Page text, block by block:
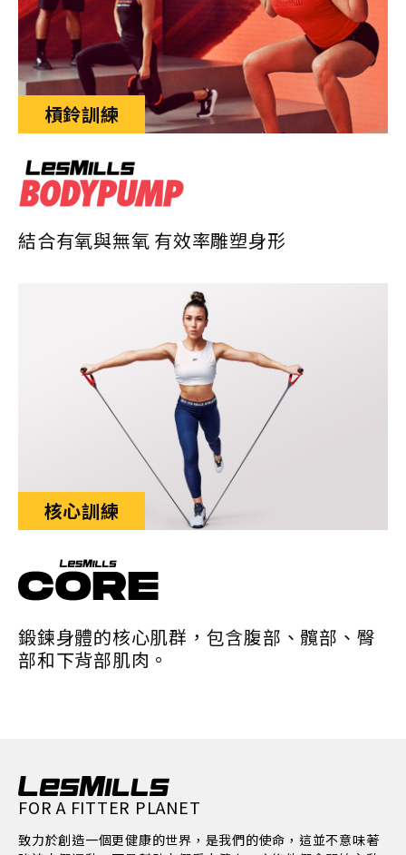
槓鈴訓練
結合有氧與無氧 有效率雕塑身形
核心訓練
鍛鍊身體的核心肌群，包含腹部、髖部、臀
部和下背部肌肉。
FOR A FITTER PLANET
致力於創造一個更健康的世界，是我們的使命，這並不意味著